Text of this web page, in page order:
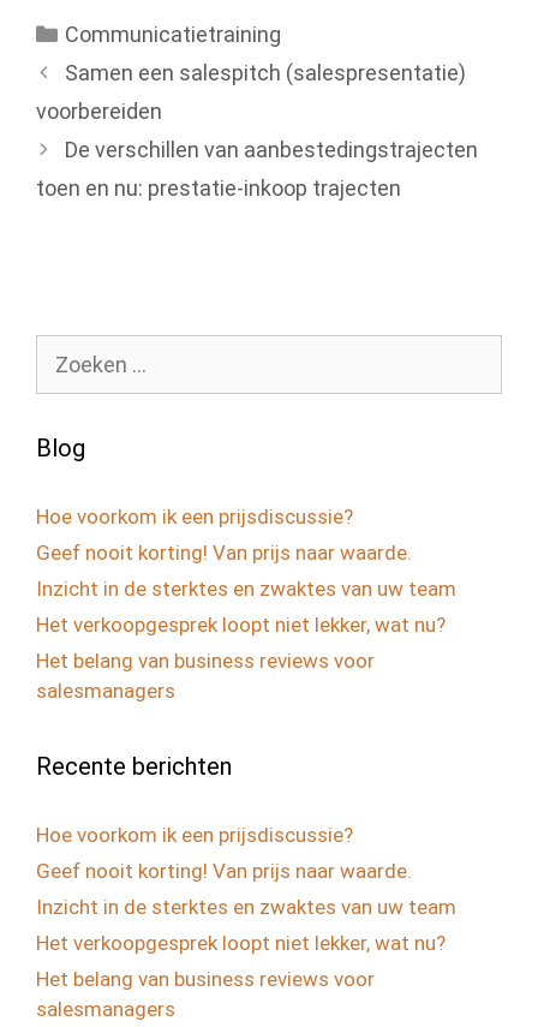
Categorieën
Communicatietraining
Samen een salespitch (salespresentatie)
voorbereiden
De verschillen van aanbestedingstrajecten
toen en nu: prestatie-inkoop trajecten
naar:
Blog
Hoe voorkom ik een prijsdiscussie?
Geef nooit korting! Van prijs naar waarde.
Inzicht in de sterktes en zwaktes van uw team
Het verkoopgesprek loopt niet lekker, wat nu?
Het belang van business reviews voor
salesmanagers
Recente berichten
Hoe voorkom ik een prijsdiscussie?
Geef nooit korting! Van prijs naar waarde.
Inzicht in de sterktes en zwaktes van uw team
Het verkoopgesprek loopt niet lekker, wat nu?
Het belang van business reviews voor
salesmanagers